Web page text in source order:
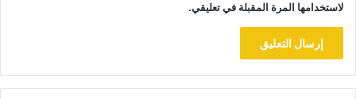
لاستخدامها المرة المقبلة في تعليقي.